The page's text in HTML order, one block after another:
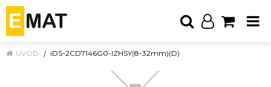
ÚVOD iDS-2CD7146G0-IZHSY(8-32mm)(D)